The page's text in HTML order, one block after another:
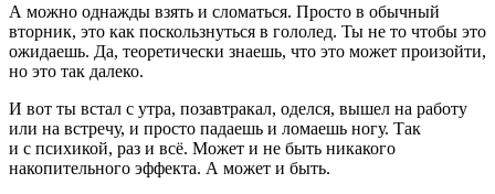
А можно однажды взять и сломаться. Просто в обычный
вторник, это как поскользнуться в гололед. Ты не то чтобы это
ожидаешь. Да, теоретически знаешь, что это может произойти,
но это так далеко.
И вот ты встал с утра, позавтракал, оделся, вышел на работу
или на встречу, и просто падаешь и ломаешь ногу. Так
и с психикой, раз и всё. Может и не быть никакого
накопительного эффекта. А может и быть.